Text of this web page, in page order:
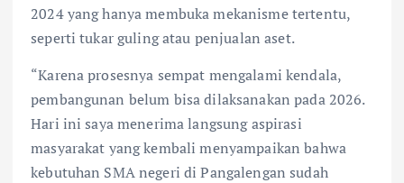
2024 yang hanya membuka mekanisme tertentu,
seperti tukar guling atau penjualan aset.
“Karena prosesnya sempat mengalami kendala,
pembangunan belum bisa dilaksanakan pada 2026.
Hari ini saya menerima langsung aspirasi
masyarakat yang kembali menyampaikan bahwa
kebutuhan SMA negeri di Pangalengan sudah